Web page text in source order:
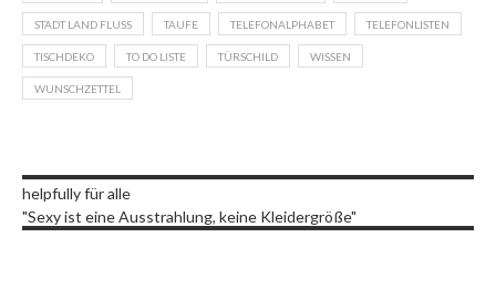
STADT LAND FLUSS TAUFE TELEFONALPHABET TELEFONLISTEN
TISCHDEKO TO DO LISTE TÜRSCHILD WISSEN
WUNSCHZETTEL
helpfully für alle
"Sexy ist eine Ausstrahlung, keine Kleidergröße"